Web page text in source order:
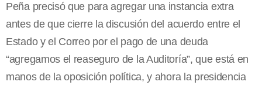
Peña precisó que para agregar una instancia extra
antes de que cierre la discusión del acuerdo entre el
Estado y el Correo por el pago de una deuda
“agregamos el reaseguro de la Auditoría”, que está en
manos de la oposición política, y ahora la presidencia